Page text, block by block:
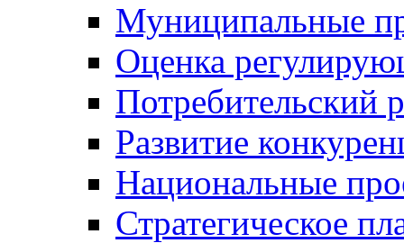
Муниципальные
Оценка
Потребительский
Развитие
Национальные
Стратегическое